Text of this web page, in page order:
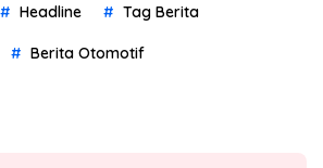
Headline Tag Berita
Berita Otomotif